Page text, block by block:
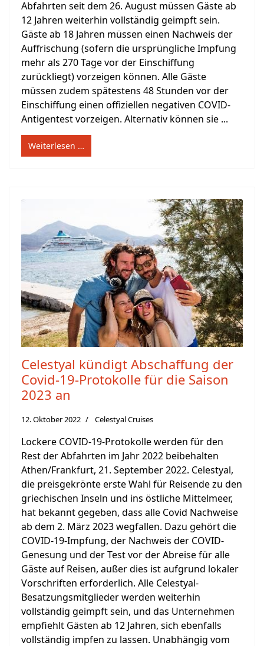
Abfahrten seit dem 26. August müssen Gäste ab
12 Jahren weiterhin vollständig geimpft sein.
Gäste ab 18 Jahren müssen einen Nachweis der
Auffrischung (sofern die ursprüngliche Impfung
mehr als 270 Tage vor der Einschiffung
zurückliegt) vorzeigen können. Alle Gäste
müssen zudem spätestens 48 Stunden vor der
Einschiffung einen offiziellen negativen COVID-
Antigentest vorzeigen. Alternativ können sie ...
Weiterlesen …
Celestyal kündigt Abschaffung der
Covid-19-Protokolle für die Saison
2023 an
12. Oktober 2022 Celestyal Cruises
Lockere COVID-19-Protokolle werden für den
Rest der Abfahrten im Jahr 2022 beibehalten
Athen/Frankfurt, 21. September 2022. Celestyal,
die preisgekrönte erste Wahl für Reisende zu den
griechischen Inseln und ins östliche Mittelmeer,
hat bekannt gegeben, dass alle Covid Nachweise
ab dem 2. März 2023 wegfallen. Dazu gehört die
COVID-19-Impfung, der Nachweis der COVID-
Genesung und der Test vor der Abreise für alle
Gäste auf Reisen, außer dies ist aufgrund lokaler
Vorschriften erforderlich. Alle Celestyal-
Besatzungsmitglieder werden weiterhin
vollständig geimpft sein, und das Unternehmen
empfiehlt Gästen ab 12 Jahren, sich ebenfalls
vollständig impfen zu lassen. Unabhängig vom